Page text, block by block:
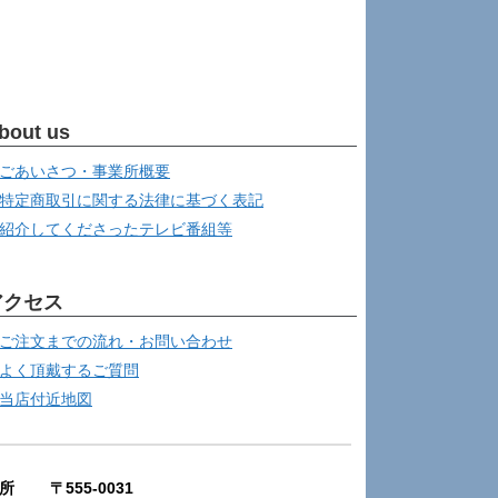
us
ごあいさつ・事業所概要
特定商取引に関する法律に基づく表記
紹介してくださったテレビ番組等
セス
ご注文までの流れ・お問い合わせ
よく頂戴するご質問
当店付近地図
所 〒555-0031